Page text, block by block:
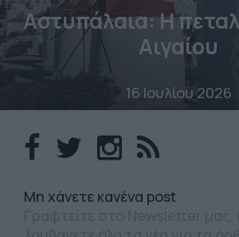
Αστυπάλαια: Η
Αιγαίου
16 Ιουλίου 2026
Mη χάνετε κανένα post